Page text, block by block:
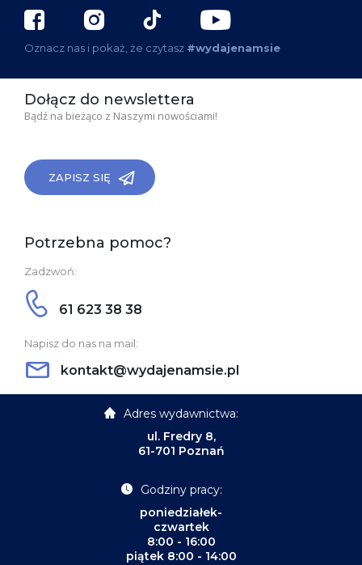
Oznacz nas i pokaż, że czytasz #wydajenamsie
Dołącz do newslettera
Bądź na bieżąco z Naszymi nowościami!
ZAPISZ SIĘ
Potrzebna pomoc?
Zadzwoń:
61 623 38 38
Napisz do nas na mail:
kontakt@wydajenamsie.pl
Adres wydawnictwa:
ul. Fredry 8,
61-701 Poznań
Godziny pracy:
poniedziałek-
czwartek
8:00 - 16:00
piątek 8:00 - 14:00